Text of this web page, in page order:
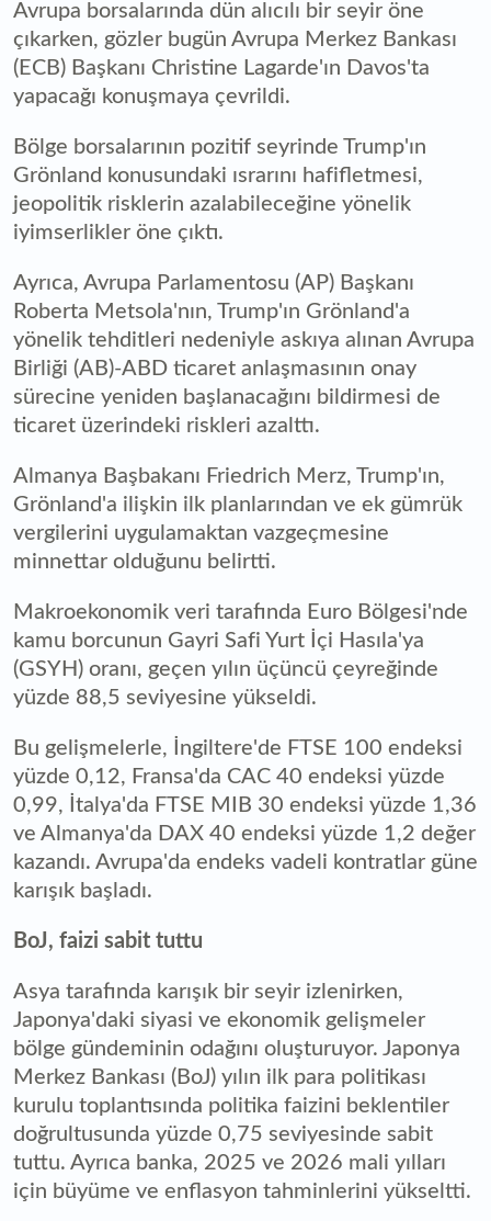
Avrupa borsalarında dün alıcılı bir seyir öne
çıkarken, gözler bugün Avrupa Merkez Bankası
(ECB) Başkanı Christine Lagarde'ın Davos'ta
yapacağı konuşmaya çevrildi.
Bölge borsalarının pozitif seyrinde Trump'ın
Grönland konusundaki ısrarını hafifletmesi,
jeopolitik risklerin azalabileceğine yönelik
iyimserlikler öne çıktı.
Ayrıca, Avrupa Parlamentosu (AP) Başkanı
Roberta Metsola'nın, Trump'ın Grönland'a
yönelik tehditleri nedeniyle askıya alınan Avrupa
Birliği (AB)-ABD ticaret anlaşmasının onay
sürecine yeniden başlanacağını bildirmesi de
ticaret üzerindeki riskleri azalttı.
Almanya Başbakanı Friedrich Merz, Trump'ın,
Grönland'a ilişkin ilk planlarından ve ek gümrük
vergilerini uygulamaktan vazgeçmesine
minnettar olduğunu belirtti.
Makroekonomik veri tarafında Euro Bölgesi'nde
kamu borcunun Gayri Safi Yurt İçi Hasıla'ya
(GSYH) oranı, geçen yılın üçüncü çeyreğinde
yüzde 88,5 seviyesine yükseldi.
Bu gelişmelerle, İngiltere'de FTSE 100 endeksi
yüzde 0,12, Fransa'da CAC 40 endeksi yüzde
0,99, İtalya'da FTSE MIB 30 endeksi yüzde 1,36
ve Almanya'da DAX 40 endeksi yüzde 1,2 değer
kazandı. Avrupa'da endeks vadeli kontratlar güne
karışık başladı.
BoJ, faizi sabit tuttu
Asya tarafında karışık bir seyir izlenirken,
Japonya'daki siyasi ve ekonomik gelişmeler
bölge gündeminin odağını oluşturuyor. Japonya
Merkez Bankası (BoJ) yılın ilk para politikası
kurulu toplantısında politika faizini beklentiler
doğrultusunda yüzde 0,75 seviyesinde sabit
tuttu. Ayrıca banka, 2025 ve 2026 mali yılları
için büyüme ve enflasyon tahminlerini yükseltti.